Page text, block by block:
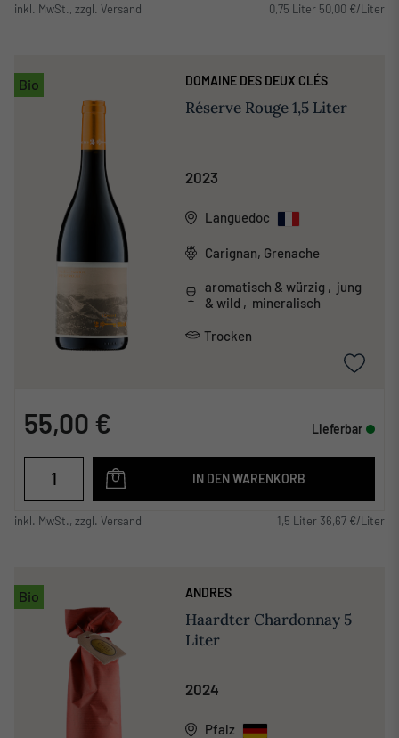
inkl. MwSt., zzgl. Versand 0,75 Liter 50,00 €/Liter
Bio DOMAINE DES DEUX CLÉS
Réserve Rouge 1,5 Liter
2023
Languedoc
Carignan, Grenache
aromatisch & würzig , jung
& wild , mineralisch
Trocken
55,00 € Lieferbar
IN DEN WARENKORB
inkl. MwSt., zzgl. Versand 1,5 Liter 36,67 €/Liter
Bio ANDRES
Haardter Chardonnay 5
Liter
2024
Pfalz